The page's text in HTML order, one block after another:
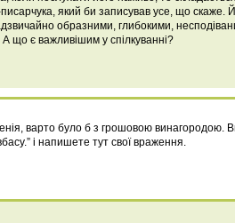
який би записував усе, що скаже.
образними, глибокими,
що є важливішим у спілкуванні?
варто було б з грошовою винагородою.
і напишете тут свої враження.